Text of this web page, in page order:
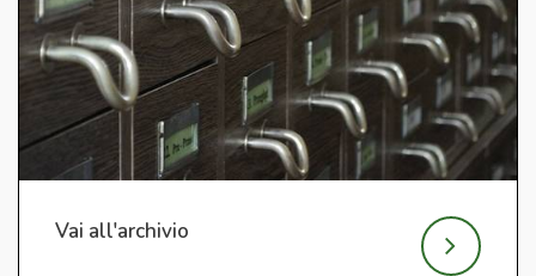
Vai all'archivio